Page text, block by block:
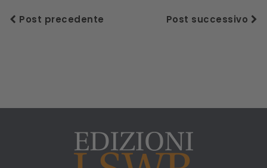
Post precedente Post successivo